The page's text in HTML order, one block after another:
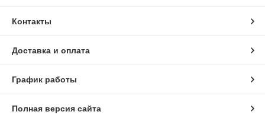
Контакты
Доставка и оплата
График работы
Полная версия сайта